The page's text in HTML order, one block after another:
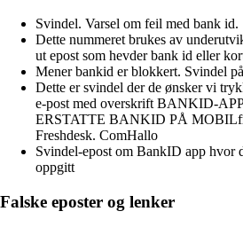
Svindel. Varsel om feil med bank id.
Dette nummeret brukes av
ut epost som hevder bank id eller
Mener bankid er blokkert. Svindel
Dette er svindel der de ønsker vi
e-post med overskrift BANKID-
ERSTATTE BANKID PÅ
Freshdesk. ComHallo
Svindel-epost om BankID app hvor
oppgitt
Falske eposter og lenker